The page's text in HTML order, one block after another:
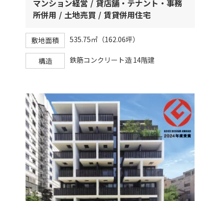
マンション経営
貸店舗・テナント・事務
所併用
土地売買 賃貸併用住宅
敷地面積 535.75㎡（162.06坪）
構造 鉄筋コンクリート造 14階建